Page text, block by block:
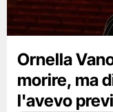
Ornella
morire, ma
l'avevo